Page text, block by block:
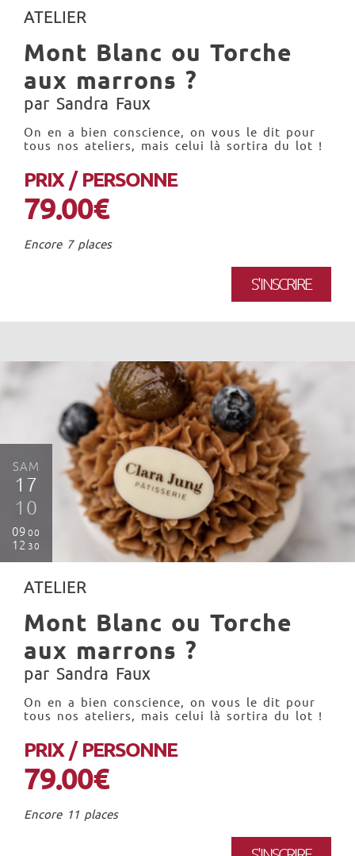
ATELIER
Mont Blanc ou Torche
aux marrons ?
par Sandra Faux
On en a bien conscience, on vous le dit pour
tous nos ateliers, mais celui là sortira du lot !
PRIX / PERSONNE
79.00€
Encore 7 places
S'INSCRIRE
SAM
17
10
09 00
12 30
ATELIER
Mont Blanc ou Torche
aux marrons ?
par Sandra Faux
On en a bien conscience, on vous le dit pour
tous nos ateliers, mais celui là sortira du lot !
PRIX / PERSONNE
79.00€
Encore 11 places